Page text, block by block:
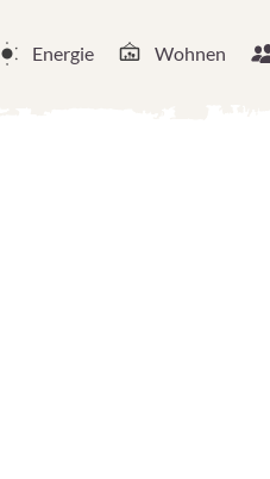
Energie Wohnen